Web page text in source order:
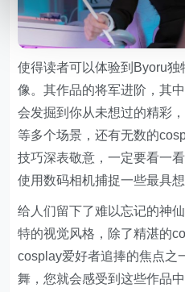
使得读者可以体验到Byoru
像。其作品的将军进阶，其
会发掘到你从未想过的精彩
等多个场景，还有无数的
技巧深表敬意，一定要看一
使用数码相机捕捉一些最具
给人们留下了难以忘记的神
特的视觉风格，除了精湛的
cosplay爱好者追捧的焦点之
舞，您就会感受到这些作品